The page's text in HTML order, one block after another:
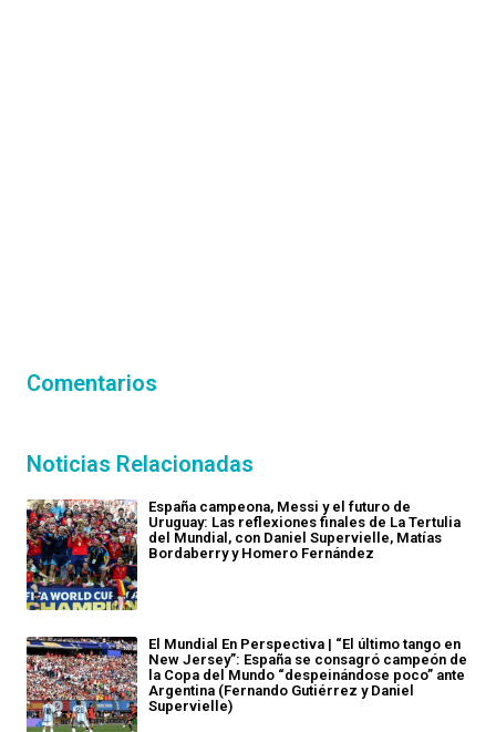
Comentarios
Noticias Relacionadas
España campeona, Messi y el futuro de
Uruguay: Las reflexiones finales de La Tertulia
del Mundial, con Daniel Supervielle, Matías
Bordaberry y Homero Fernández
El Mundial En Perspectiva | “El último tango en
New Jersey”: España se consagró campeón de
la Copa del Mundo “despeinándose poco” ante
Argentina (Fernando Gutiérrez y Daniel
Supervielle)